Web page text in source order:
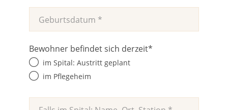
Bewohner befindet sich derzeit*
im Spital: Austritt geplant
im Pflegeheim